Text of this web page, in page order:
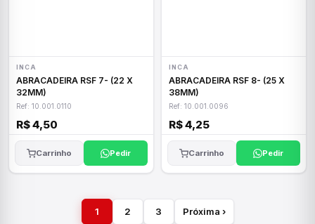
INCA
ABRACADEIRA RSF 7- (22 X
32MM)
Ref: 10.001.0110
R$ 4,50
Carrinho Pedir
INCA
ABRACADEIRA RSF 8- (25 X
38MM)
Ref: 10.001.0096
R$ 4,25
Carrinho Pedir
1 2 3 Próxima ›